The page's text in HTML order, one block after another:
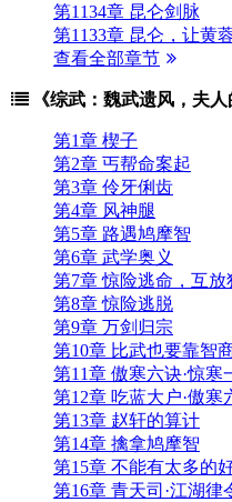
第1134章 昆仑剑脉
第1133章 昆仑，让黄
查看全部章节
《综武：魏武遗风，夫
第1章 楔子
第2章 丐帮命案起
第3章 伶牙俐齿
第4章 风神腿
第5章 路遇鸠摩智
第6章 武学奥义
第7章 惊险逃命，互放
第8章 惊险逃脱
第9章 万剑归宗
第10章 比武也要靠智
第11章 傲寒六诀·惊寒
第12章 吃蓝大户·傲寒
第13章 赵轩的算计
第14章 擒拿鸠摩智
第15章 不能有太多的
第16章 青天司·江湖律